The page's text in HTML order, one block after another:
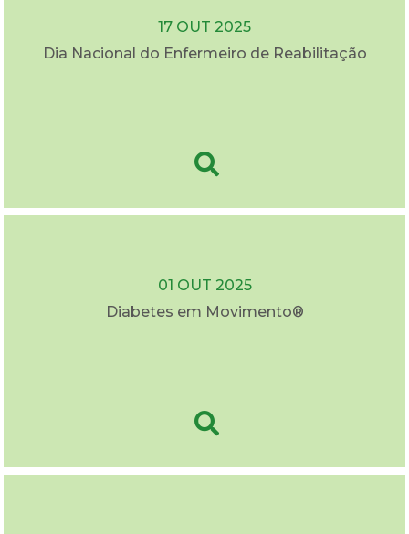
17 OUT 2025
Dia Nacional do Enfermeiro de Reabilitação
01 OUT 2025
Diabetes em Movimento®